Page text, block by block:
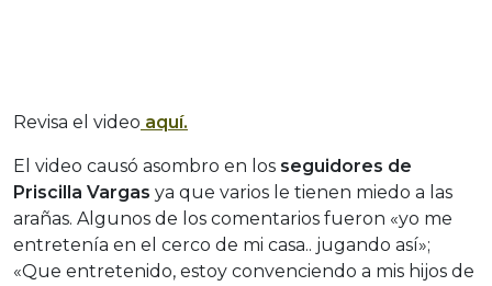
Revisa el video aquí.
El video causó asombro en los seguidores de
Priscilla Vargas ya que varios le tienen miedo a las
arañas. Algunos de los comentarios fueron «yo me
entretenía en el cerco de mi casa.. jugando así»;
«Que entretenido, estoy convenciendo a mis hijos de